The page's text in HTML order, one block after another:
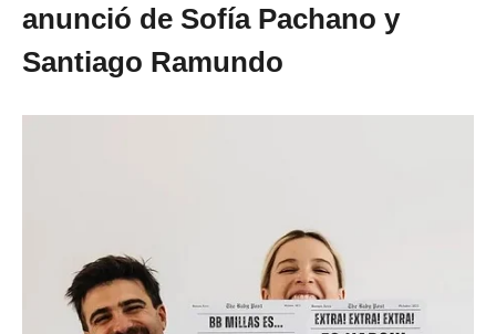
anunció de Sofía Pachano y
Santiago Ramundo